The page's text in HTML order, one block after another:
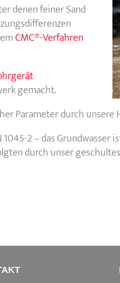
denen feiner Sand
CMC®-Verfahren
gemacht.
Parameter durch unsere
2 – das
durch unser